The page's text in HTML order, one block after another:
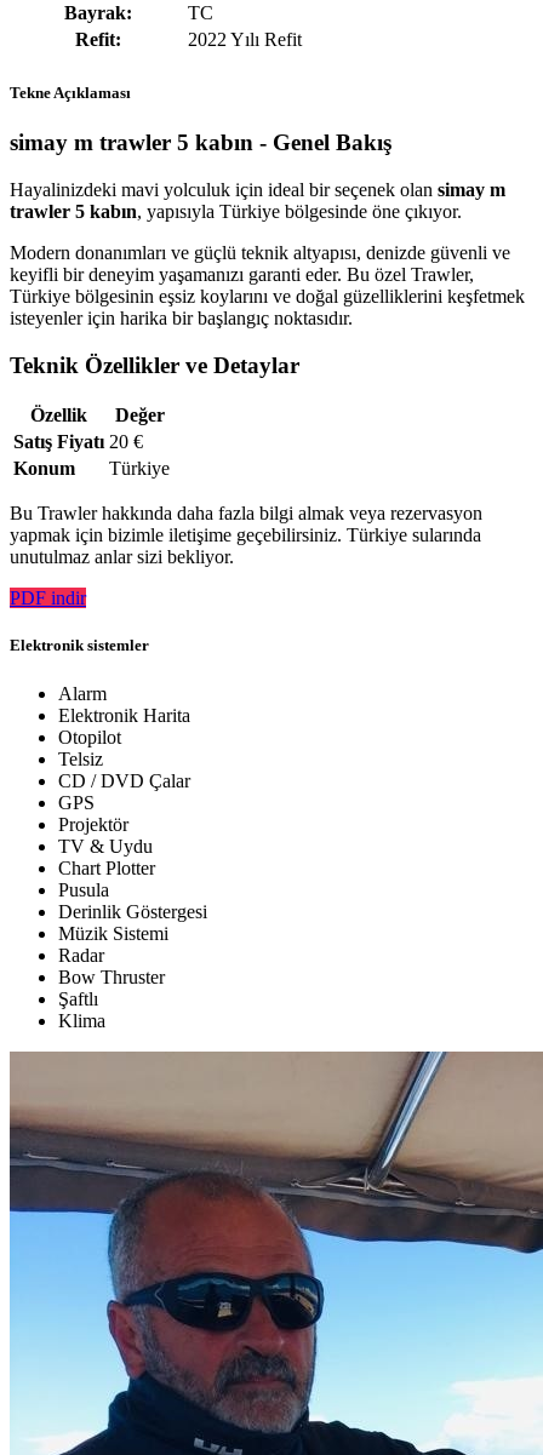
Bayrak:
TC
Refit:
2022 Yılı Refit
Tekne Açıklaması
simay m trawler 5 kabın - Genel Bakış
Hayalinizdeki mavi yolculuk için ideal bir seçenek olan simay m
trawler 5 kabın, yapısıyla Türkiye bölgesinde öne çıkıyor.
Modern donanımları ve güçlü teknik altyapısı, denizde güvenli ve
keyifli bir deneyim yaşamanızı garanti eder. Bu özel Trawler,
Türkiye bölgesinin eşsiz koylarını ve doğal güzelliklerini keşfetmek
isteyenler için harika bir başlangıç noktasıdır.
Teknik Özellikler ve Detaylar
Özellik
Değer
Satış Fiyatı 20 €
Konum
Türkiye
Bu Trawler hakkında daha fazla bilgi almak veya rezervasyon
yapmak için bizimle iletişime geçebilirsiniz. Türkiye sularında
unutulmaz anlar sizi bekliyor.
PDF indir
Elektronik sistemler
Alarm
Elektronik Harita
Otopilot
Telsiz
CD / DVD Çalar
GPS
Projektör
TV & Uydu
Chart Plotter
Pusula
Derinlik Göstergesi
Müzik Sistemi
Radar
Bow Thruster
Şaftlı
Klima